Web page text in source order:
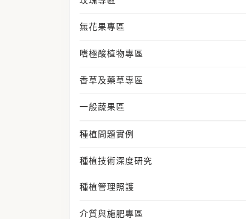
無花果專區
嗜極酸植物專區
香草及藥草專區
一般蔬果區
種植問題實例
種植技術深度研究
種植管理照護
介質與施肥專區